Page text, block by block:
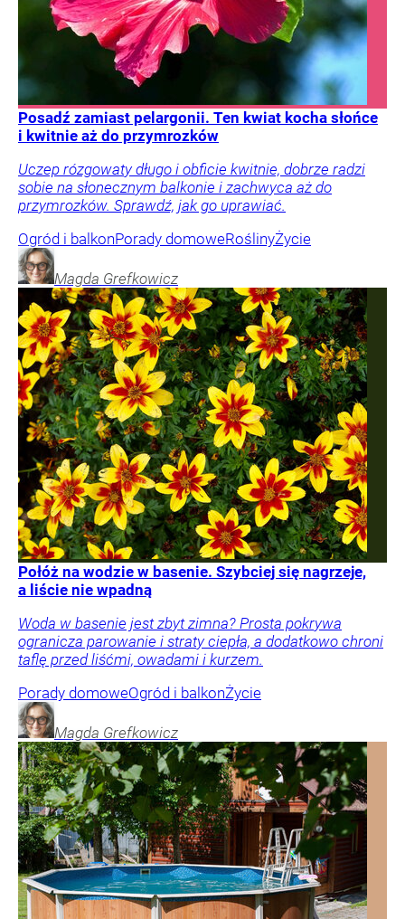
Posadź zamiast pelargonii. Ten kwiat kocha słońce
i kwitnie aż do przymrozków
Uczep rózgowaty długo i obficie kwitnie, dobrze radzi
sobie na słonecznym balkonie i zachwyca aż do
przymrozków. Sprawdź, jak go uprawiać.
Ogród i balkonPorady domoweRoślinyŻycie
Magda Grefkowicz
Połóż na wodzie w basenie. Szybciej się nagrzeje,
a liście nie wpadną
Woda w basenie jest zbyt zimna? Prosta pokrywa
ogranicza parowanie i straty ciepła, a dodatkowo chroni
taflę przed liśćmi, owadami i kurzem.
Porady domoweOgród i balkonŻycie
Magda Grefkowicz